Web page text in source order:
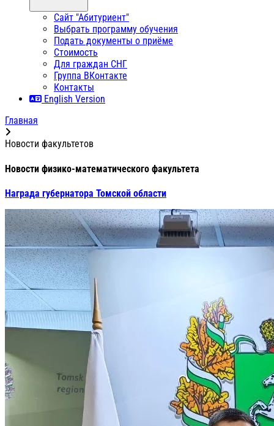
Сайт "Абитуриент"
Выбрать программу обучения
Подать документы о приёме
Стоимость
Для граждан СНГ
Группа ВКонтакте
Контакты
English Version
Главная
Новости факультетов
Новости физико-математического факультета
Награда губернатора Томской области